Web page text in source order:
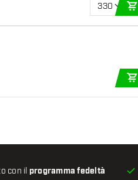
330
con il programma fedeltà